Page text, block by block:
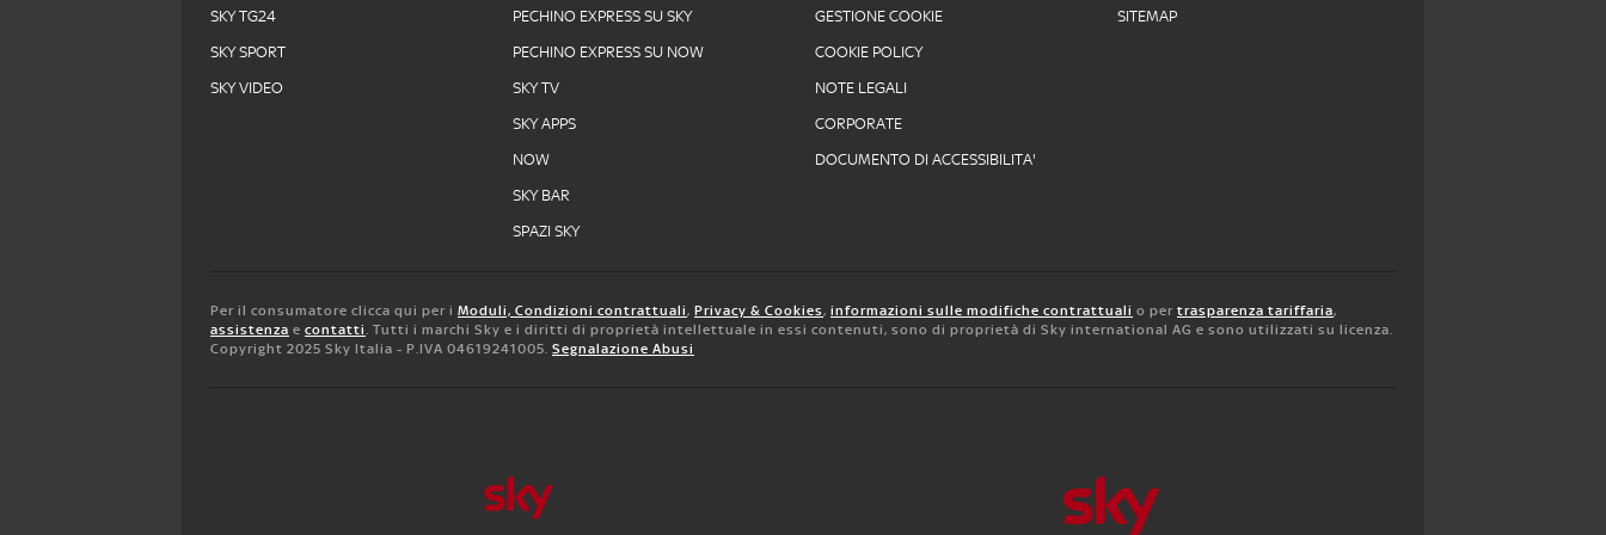
SKY TG24
SKY SPORT
SKY VIDEO
PECHINO EXPRESS SU SKY
PECHINO EXPRESS SU NOW
SKY TV
SKY APPS
NOW
SKY BAR
SPAZI SKY
GESTIONE COOKIE
COOKIE POLICY
NOTE LEGALI
CORPORATE
DOCUMENTO DI ACCESSIBILITA'
SITEMAP
Per il consumatore clicca qui per i Moduli, Condizioni contrattuali, Privacy & Cookies, informazioni sulle modifiche contrattuali o per trasparenza tariffaria,
assistenza e contatti. Tutti i marchi Sky e i diritti di proprietà intellettuale in essi contenuti, sono di proprietà di Sky international AG e sono utilizzati su licenza.
Copyright 2025 Sky Italia - P.IVA 04619241005. Segnalazione Abusi